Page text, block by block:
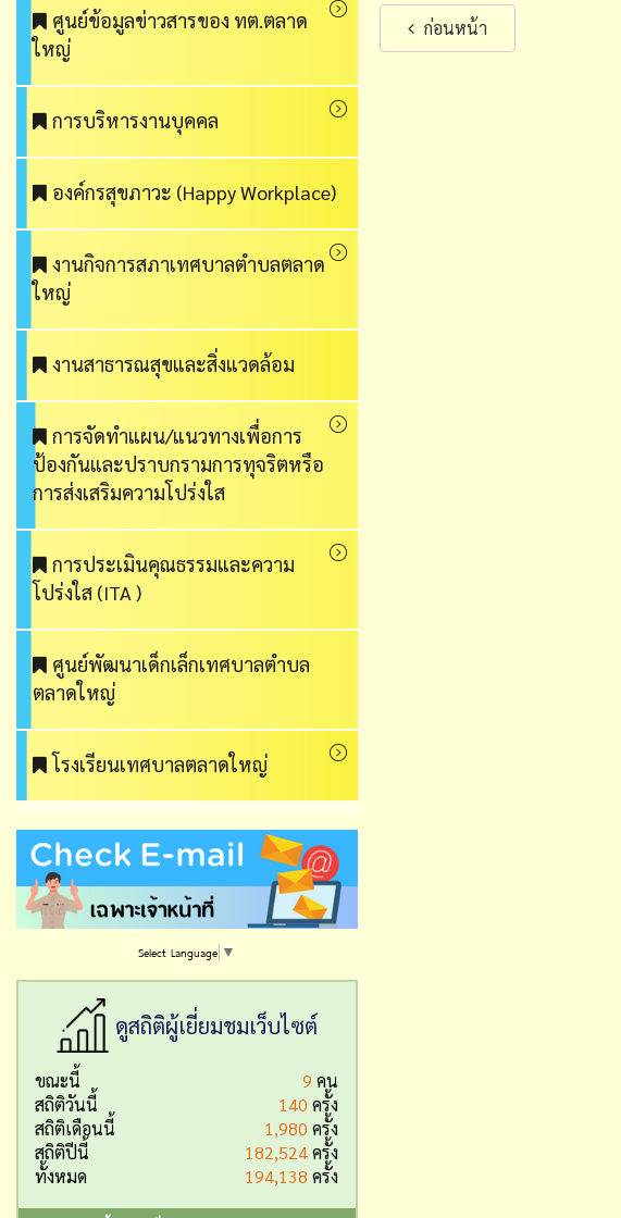
ศูนย์ข้อมูลข่าวสารของ ทต.ตลาด
ใหญ่
การบริหารงานบุคคล
องค์กรสุขภาวะ (Happy Workplace)
งานกิจการสภาเทศบาลตำบลตลาด
ใหญ่
งานสาธารณสุขและสิ่งแวดล้อม
การจัดทำแผน/แนวทางเพื่อการ
ป้องกันและปราบกรามการทุจริตหรือ
การส่งเสริมความโปร่งใส
การประเมินคุณธรรมและความ
โปร่งใส (ITA )
ศูนย์พัฒนาเด็กเล็กเทศบาลตำบล
ตลาดใหญ่
โรงเรียนเทศบาลตลาดใหญ่
Select Language ▼
ดูสถิติผู้เยี่ยมชมเว็บไซต์
ขณะนี้ 9 คน
สถิติวันนี้
140 ครั้ง
สถิติเดือนนี้
1,980 ครั้ง
สถิติปีนี้
182,524ครั้ง
ทั้งหมด
194,138 ครั้ง
ก่อนหน้า